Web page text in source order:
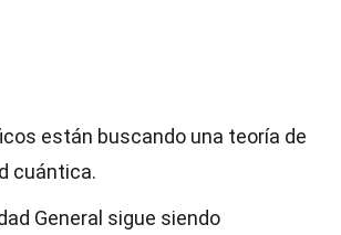
están buscando una teoría de
cuántica.
General sigue siendo